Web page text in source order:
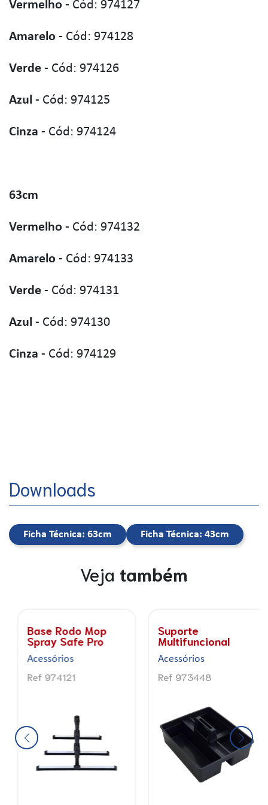
Vermelho - Cód: 974127
Amarelo - Cód: 974128
Verde - Cód: 974126
Azul - Cód: 974125
Cinza - Cód: 974124
63cm
Vermelho - Cód: 974132
Amarelo - Cód: 974133
Verde - Cód: 974131
Azul - Cód: 974130
Cinza - Cód: 974129
Downloads
Ficha Técnica: 63cm Ficha Técnica: 43cm
Veja também
Base Rodo Mop
Spray Safe Pro
Acessórios
Ref 974121
Suporte
Multifuncional
Acessórios
Ref 973448